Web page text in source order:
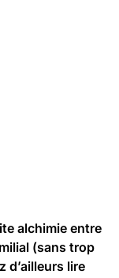
alchimie entre
(sans trop
d’ailleurs lire